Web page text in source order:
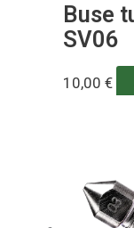
Buse
SV06
10,00 €